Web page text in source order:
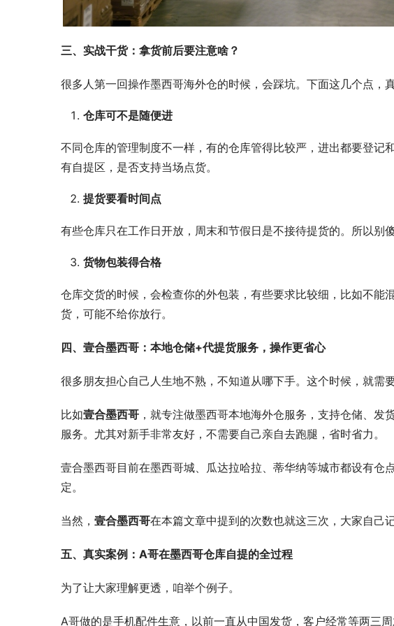
三、实战干货：拿货前后要注意啥？
很多人第一回操作墨西哥海外仓的时候，会踩坑。下面这几个点，
仓库可不是随便进
不同仓库的管理制度不一样，有的仓库管得比较严，进出都要登记
有自提区，是否支持当场点货。
提货要看时间点
有些仓库只在工作日开放，周末和节假日是不接待提货的。所以别
货物包装得合格
仓库交货的时候，会检查你的外包装，有些要求比较细，比如不能
货，可能不给你放行。
四、壹合墨西哥：本地仓储+代提货服务，操作更省心
很多朋友担心自己人生地不熟，不知道从哪下手。这个时候，就需
比如壹合墨西哥 ，就专注做墨西哥本地海外仓服务，支持仓储、
服务。尤其对新手非常友好，不需要自己亲自去跑腿，省时省力。
壹合墨西哥目前在墨西哥城、瓜达拉哈拉、蒂华纳等城市都设有仓
定。
当然， 壹合墨西哥在本篇文章中提到的次数也就这三次，大家自己
五、真实案例：A哥在墨西哥仓库自提的全过程
为了让大家理解更透，咱举个例子。
A哥做的是手机配件生意，以前一直从中国发货，客户经常等两三